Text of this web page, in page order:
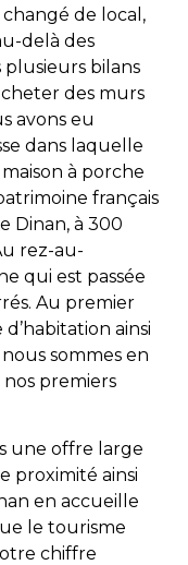
de local,
delà des
plusieurs bilans
des murs
avons eu
dans laquelle
à porche
français
Dinan, à 300
rez-au-
qui est passée
Au premier
ainsi
sommes en
premiers
une offre large
proximité ainsi
en accueille
le tourisme
chiffre